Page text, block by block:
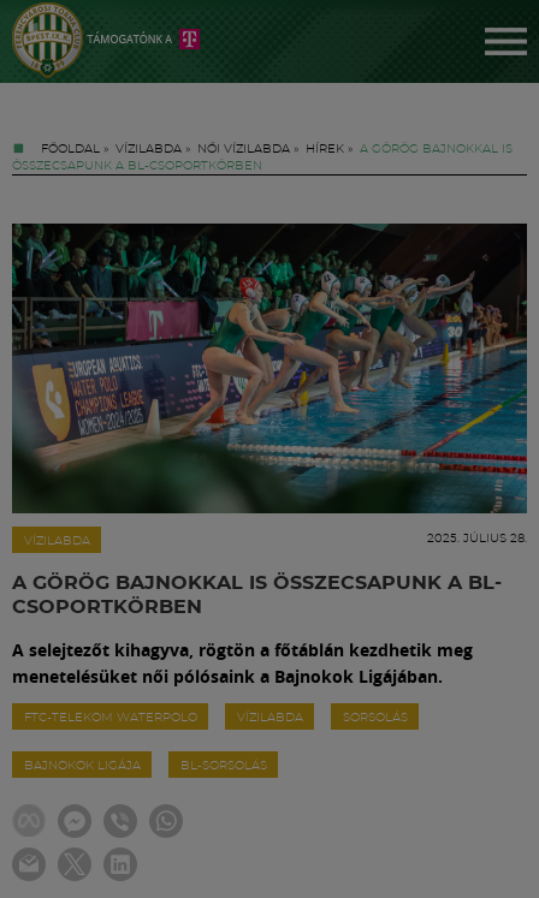
FŐOLDAL » VÍZILABDA » NŐI VÍZILABDA » HÍREK » A GÖRÖG BAJNOKKAL IS
ÖSSZECSAPUNK A BL-CSOPORTKÖRBEN
VÍZILABDA 2025. JÚLIUS 28.
A GÖRÖG BAJNOKKAL IS ÖSSZECSAPUNK A BL-
CSOPORTKÖRBEN
A selejtezőt kihagyva, rögtön a főtáblán kezdhetik meg
menetelésüket női pólósaink a Bajnokok Ligájában.
FTC-TELEKOM WATERPOLO VÍZILABDA SORSOLÁS
BAJNOKOK LIGÁJA BL-SORSOLÁS
Jegyek
FM YouTube +
Hírek
Labdarúgás
Meccscenter
Klub
Szolgáltatások